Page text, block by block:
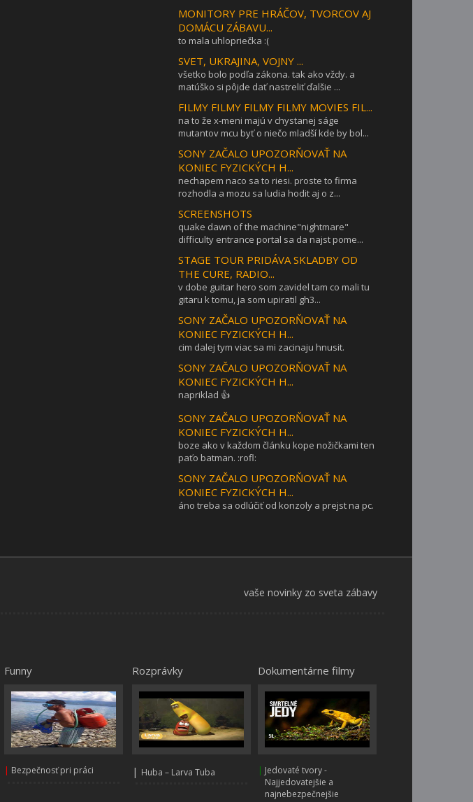
MONITORY PRE HRÁČOV, TVORCOV AJ
DOMÁCU ZÁBAVU...
to mala uhlopriečka :(
SVET, UKRAJINA, VOJNY ...
všetko bolo podľa zákona. tak ako vždy. a
matúško si pôjde dať nastreliť ďalšie ...
FILMY FILMY FILMY FILMY MOVIES FIL...
na to že x-meni majú v chystanej ságe
mutantov mcu byť o niečo mladší kde by bol...
SONY ZAČALO UPOZORŇOVAŤ NA
KONIEC FYZICKÝCH H...
nechapem naco sa to riesi. proste to firma
rozhodla a mozu sa ludia hodit aj o z...
SCREENSHOTS
quake dawn of the machine"nightmare"
difficulty entrance portal sa da najst pome...
STAGE TOUR PRIDÁVA SKLADBY OD
THE CURE, RADIO...
v dobe guitar hero som zavidel tam co mali tu
gitaru k tomu, ja som upiratil gh3...
SONY ZAČALO UPOZORŇOVAŤ NA
KONIEC FYZICKÝCH H...
cim dalej tym viac sa mi zacinaju hnusit.
SONY ZAČALO UPOZORŇOVAŤ NA
KONIEC FYZICKÝCH H...
napriklad 👍
SONY ZAČALO UPOZORŇOVAŤ NA
KONIEC FYZICKÝCH H...
boze ako v každom článku kope nožičkami ten
paťo batman. :rofl:
SONY ZAČALO UPOZORŇOVAŤ NA
KONIEC FYZICKÝCH H...
áno treba sa odlúčiť od konzoly a prejst na pc.
vaše novinky zo sveta zábavy
Funny
| Bezpečnosť pri práci
Rozprávky
| Huba – Larva Tuba
Dokumentárne filmy
| Jedovaté tvory -
Najjedovatejšie a
najnebezpečnejšie